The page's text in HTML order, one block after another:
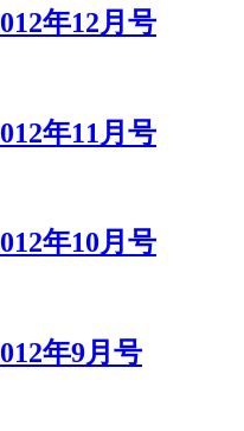
年12月号
年11月号
年10月号
年9月号